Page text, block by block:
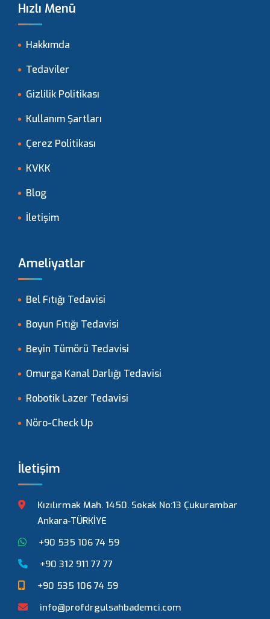
Hızlı Menü
Hakkımda
Tedaviler
Gizlilik Politikası
Kullanım Şartları
Çerez Politikası
KVKK
Blog
İletişim
Ameliyatlar
Bel Fıtığı Tedavisi
Boyun Fıtığı Tedavisi
Beyin Tümörü Tedavisi
Omurga Kanal Darlığı Tedavisi
Robotik Lazer Tedavisi
Nöro-Check Up
İletişim
Kızılırmak Mah. 1450. Sokak No:13 Çukurambar
Ankara-TÜRKİYE
+90 535 106 74 59
+90 312 911 77 77
+90 535 106 74 59
info@profdrgulsahbademci.com